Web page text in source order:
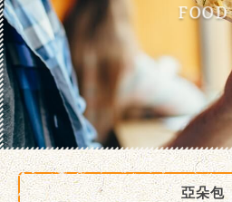
FOOD
亞朵包